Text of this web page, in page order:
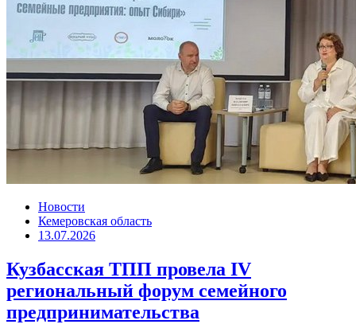
Новости
Кемеровская область
13.07.2026
Кузбасская ТПП провела IV
региональный форум семейного
предпринимательства